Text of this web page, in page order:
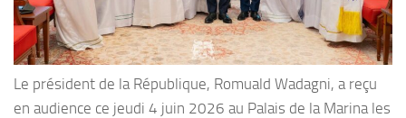
Le président de la République, Romuald Wadagni, a reçu
en audience ce jeudi 4 juin 2026 au Palais de la Marina les